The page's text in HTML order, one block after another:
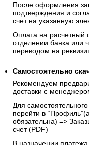
После оформления
подтверждения и
счет на указанную
Оплата на расчетный
отделении банка или
переводом на
Самостоятельно
Рекомендуем
доставки с
Для
перейти в
обязательна) =>
счет (PDF)